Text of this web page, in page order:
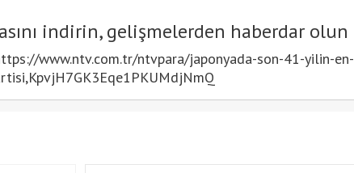
indirin, gelişmelerden haberdar olun
www.ntv.com.tr/ntvpara/japonyada-son-41-yilin-en-